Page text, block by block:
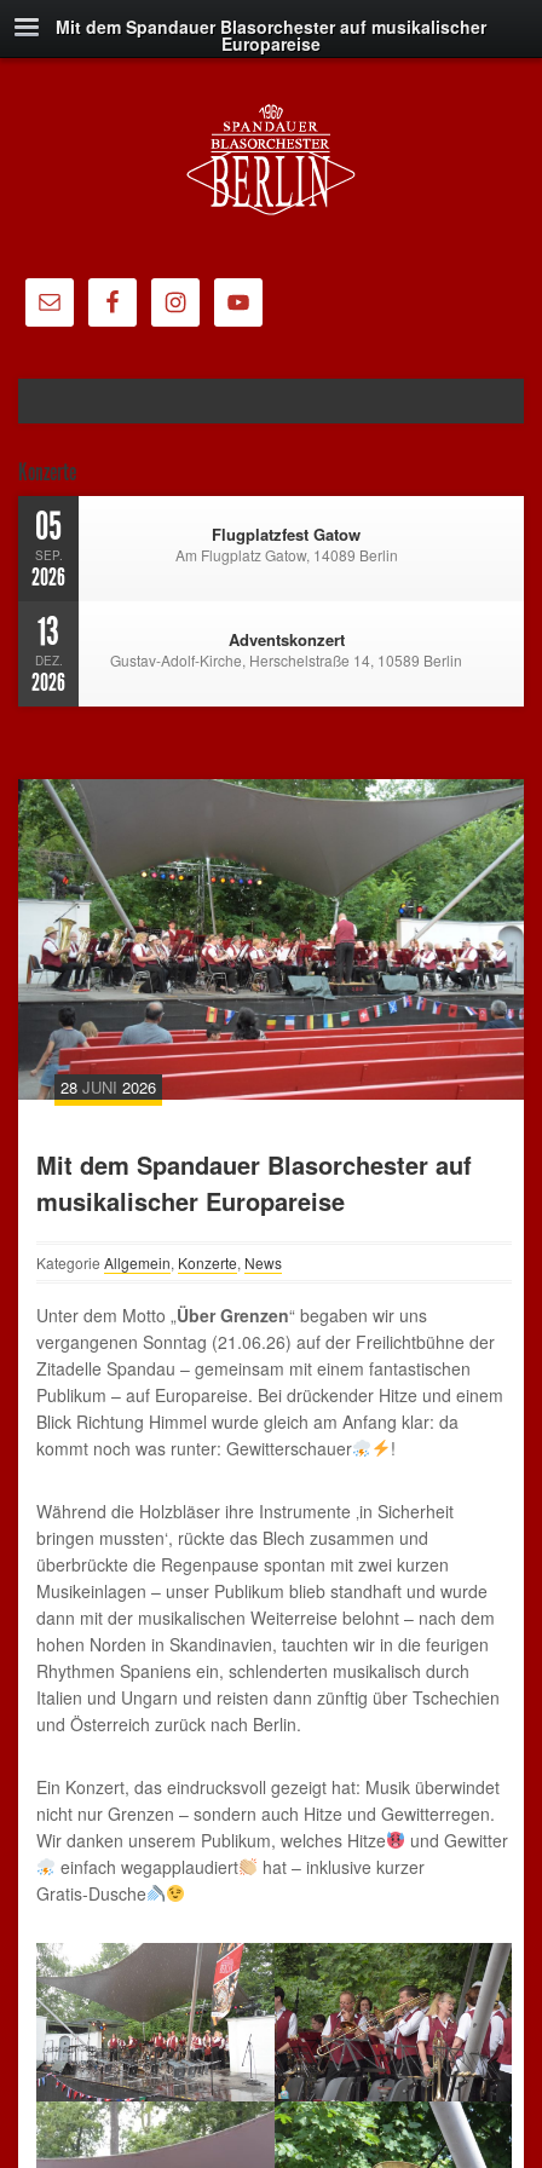
Mit dem Spandauer Blasorchester auf musikalischer
Europareise
Konzerte
05
SEP.
2026
Flugplatzfest Gatow
Am Flugplatz Gatow, 14089 Berlin
13
DEZ.
2026
Adventskonzert
Gustav-Adolf-Kirche, Herschelstraße 14, 10589 Berlin
28 JUNI 2026
Mit dem Spandauer Blasorchester auf
musikalischer Europareise
Kategorie Allgemein, Konzerte, News
Unter dem Motto „Über Grenzen“ begaben wir uns
vergangenen Sonntag (21.06.26) auf der Freilichtbühne der
Zitadelle Spandau – gemeinsam mit einem fantastischen
Publikum – auf Europareise. Bei drückender Hitze und einem
Blick Richtung Himmel wurde gleich am Anfang klar: da
kommt noch was runter: Gewitterschauer
!
Während die Holzbläser ihre Instrumente ‚in Sicherheit
bringen mussten‘, rückte das Blech zusammen und
überbrückte die Regenpause spontan mit zwei kurzen
Musikeinlagen – unser Publikum blieb standhaft und wurde
dann mit der musikalischen Weiterreise belohnt – nach dem
hohen Norden in Skandinavien, tauchten wir in die feurigen
Rhythmen Spaniens ein, schlenderten musikalisch durch
Italien und Ungarn und reisten dann zünftig über Tschechien
und Österreich zurück nach Berlin.
Ein Konzert, das eindrucksvoll gezeigt hat: Musik überwindet
nicht nur Grenzen – sondern auch Hitze und Gewitterregen.
Wir danken unserem Publikum, welches Hitze
und Gewitter
einfach wegapplaudiert
hat – inklusive kurzer
Gratis‑Dusche